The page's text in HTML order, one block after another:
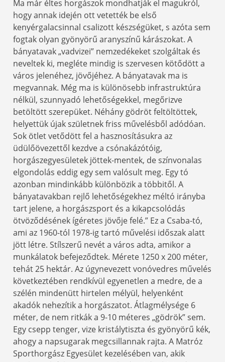
Ma már éltes horgászok mondhatják el magukról,
hogy annak idején ott vetették be első
kenyérgalacsinnal csalizott készségüket, s azóta sem
fogtak olyan gyönyörű aranyszínű kárászokat. A
bányatavak „vadvizei” nemzedékeket szolgáltak és
neveltek ki, megléte mindig is szervesen kötődött a
város jelenéhez, jövőjéhez. A bányatavak ma is
megvannak. Még ma is különösebb infrastruktúra
nélkül, szunnyadó lehetőségekkel, megőrizve
betöltött szerepüket. Néhány gödröt feltöltöttek,
helyettük újak születnek friss művelésből adódóan.
Sok ötlet vetődött fel a hasznosításukra az
üdülőövezettől kezdve a csónakázótóig,
horgászegyesületek jöttek-mentek, de színvonalas
elgondolás eddig egy sem valósult meg. Egy tó
azonban mindinkább különbözik a többitől. A
bányatavakban rejlő lehetőségekhez méltó irányba
tart jelene, a horgászsport és a kikapcsolódás
ötvöződésének ígéretes jövője felé.” Ez a Csaba-tó,
ami az 1960-tól 1978-ig tartó művelési időszak alatt
jött létre. Stílszerű nevét a város adta, amikor a
munkálatok befejeződtek. Mérete 1250 x 200 méter,
tehát 25 hektár. Az úgynevezett vonóvedres művelés
következtében rendkívül egyenetlen a medre, de a
szélén mindenütt hirtelen mélyül, helyenként
akadók nehezítik a horgászatot. Átlagmélysége 6
méter, de nem ritkák a 9-10 méteres „gödrök” sem.
Egy csepp tenger, vize kristálytiszta és gyönyörű kék,
ahogy a napsugarak megcsillannak rajta. A Matróz
Sporthorgász Egyesület kezelésében van, akik